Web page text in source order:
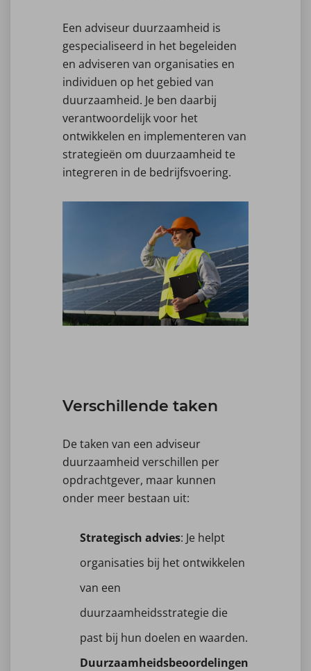
Een adviseur duurzaamheid is
gespecialiseerd in het begeleiden
en adviseren van organisaties en
individuen op het gebied van
duurzaamheid. Je ben daarbij
verantwoordelijk voor het
ontwikkelen en implementeren van
strategieën om duurzaamheid te
integreren in de bedrijfsvoering.
Verschillende taken
De taken van een adviseur
duurzaamheid verschillen per
opdrachtgever, maar kunnen
onder meer bestaan uit:
Strategisch advies: Je helpt
organisaties bij het ontwikkelen
van een
duurzaamheidsstrategie die
past bij hun doelen en waarden.
Duurzaamheidsbeoordelingen